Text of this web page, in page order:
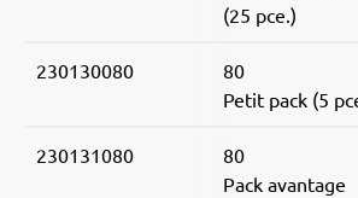
(25 pce.)
230130080
80
Petit pack (5
230131080
80
Pack avantage